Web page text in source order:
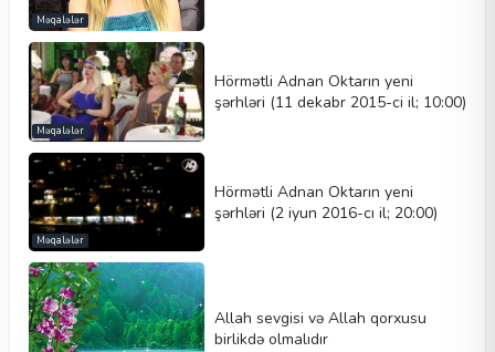
Məqalələr
Məqalələr
Hörmətli Adnan Oktarın yeni
şərhləri (11 dekabr 2015-ci il; 10:00)
Məqalələr
Hörmətli Adnan Oktarın yeni
şərhləri (2 iyun 2016-cı il; 20:00)
Allah sevgisi və Allah qorxusu
birlikdə olmalıdır